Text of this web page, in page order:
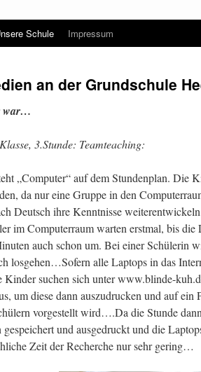
Schule Impressum
an der Grundschule
war…
3.Stunde: Teamteaching:
„Computer“ auf dem Stundenplan. Die
da nur eine Gruppe in den
Deutsch ihre Kenntnisse
im Computerraum warten erstmal, bis
auch schon um. Bei einer Schülerin
losgehen…Sofern alle Laptops in das
Kinder suchen sich unter www.blinde-
um diese dann auszudrucken und auf
vorgestellt wird….Da die Stunde
und ausgedruckt und die
Zeit der Recherche nur sehr gering…